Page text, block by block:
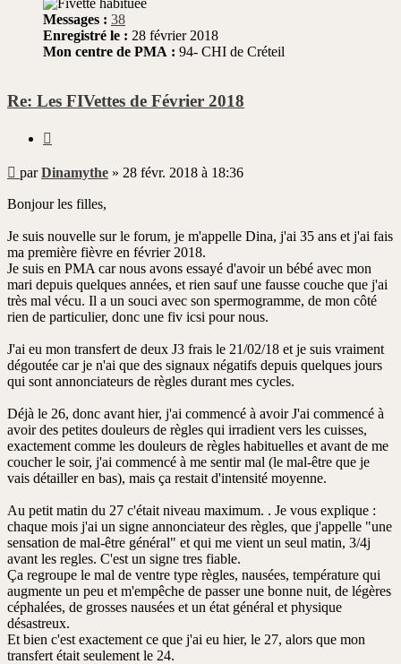
Messages : 38
Enregistré le : 28 février 2018
Mon centre de PMA : 94- CHI de Créteil
Re: Les FIVettes de Février 2018
Message
non
lu
parDinamythe » 28 févr. 2018 à 18:36
Bonjour les filles,
Je suis nouvelle sur le forum, je m'appelle Dina, j'ai 35 ans et j'ai fais
ma première fièvre en février 2018.
Je suis en PMA car nous avons essayé d'avoir un bébé avec mon
mari depuis quelques années, et rien sauf une fausse couche que j'ai
très mal vécu. Il a un souci avec son spermogramme, de mon côté
rien de particulier, donc une fiv icsi pour nous.
J'ai eu mon transfert de deux J3 frais le 21/02/18 et je suis vraiment
dégoutée car je n'ai que des signaux négatifs depuis quelques jours
qui sont annonciateurs de règles durant mes cycles.
Déjà le 26, donc avant hier, j'ai commencé à avoir J'ai commencé à
avoir des petites douleurs de règles qui irradient vers les cuisses,
exactement comme les douleurs de règles habituelles et avant de me
coucher le soir, j'ai commencé à me sentir mal (le mal-être que je
vais détailler en bas), mais ça restait d'intensité moyenne.
Au petit matin du 27 c'était niveau maximum. . Je vous explique :
chaque mois j'ai un signe annonciateur des règles, que j'appelle "une
sensation de mal-être général" et qui me vient un seul matin, 3/4j
avant les regles. C'est un signe tres fiable.
Ça regroupe le mal de ventre type règles, nausées, température qui
augmente un peu et m'empêche de passer une bonne nuit, de légères
céphalées, de grosses nausées et un état général et physique
désastreux.
Et bien c'est exactement ce que j'ai eu hier, le 27, alors que mon
transfert était seulement le 24.